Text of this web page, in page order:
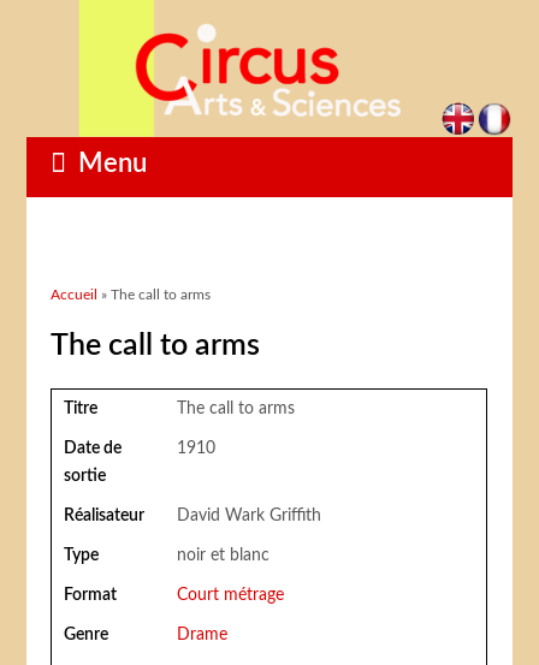
Menu
Vous êtes ici
Accueil » The call to arms
The call to arms
Titre The call to arms
Date de
sortie
1910
Réalisateur David Wark Griffith
Type noir et blanc
Format Court métrage
Genre Drame